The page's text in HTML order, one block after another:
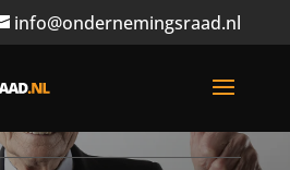
info@ondernemingsraad.nl